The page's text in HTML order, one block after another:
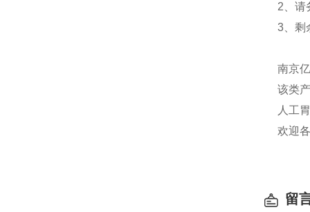
2、 请
3、剩
南京
该类
人工
欢迎
留